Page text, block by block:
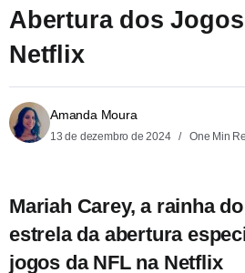
Abertura dos
Netflix
Amanda Moura
13 de dezembro de 2024 One Min
Mariah Carey, a rainha
estrela da abertura
jogos da NFL na Netflix